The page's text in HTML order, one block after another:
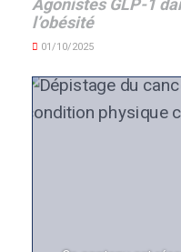
Agonistes GLP-1
l’obésité
01/10/2025